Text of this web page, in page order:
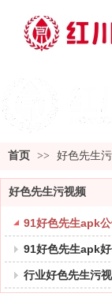
首页 >> 好色先生
好色先生污视频
91好色先生apk
91好色先生apk
行业好色先生污